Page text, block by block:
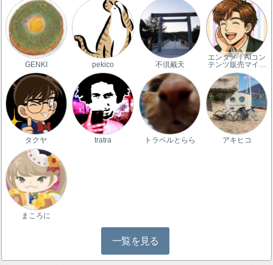
GENKI pekico 不倶戴天
エンタメ｜AIコン
テンツ販売マイ…
タクヤ tratra トラベルとらら アキヒコ
まころに
一覧を見る